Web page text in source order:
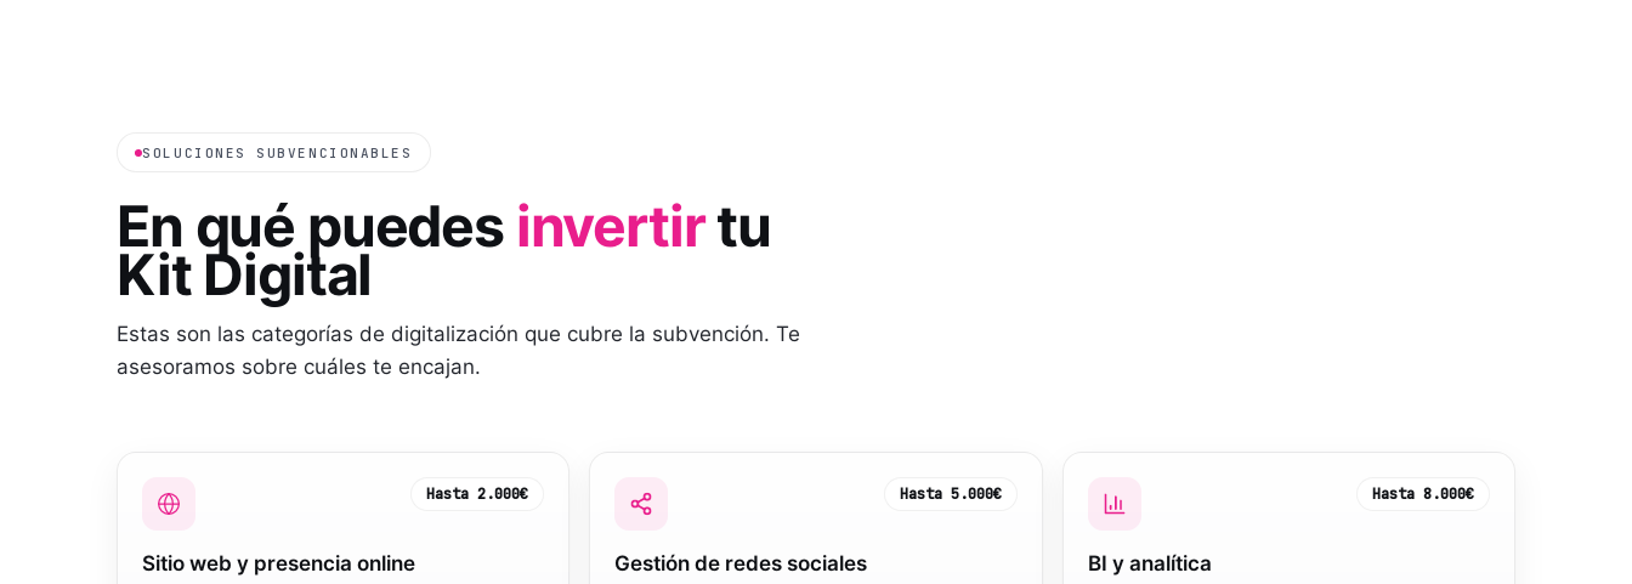
SOLUCIONES SUBVENCIONABLES
En qué puedes invertirtu
Kit Digital
Estas son las categorías de digitalización que cubre la subvención. Te
asesoramos sobre cuáles te encajan.
Hasta2.000€
Sitio web y presencia online
Hasta 5.000€
Gestión de redes sociales
Hasta 8.000€
BI y analítica